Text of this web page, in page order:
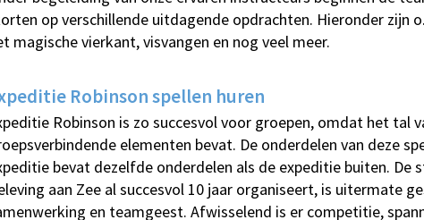
op verschillende uitdagende opdrachten. Hieronder zijn
magische vierkant, visvangen en nog veel meer.
Robinson spellen huren
Robinson is zo succesvol voor groepen, omdat het tal
elementen bevat. De onderdelen van deze
bevat dezelfde onderdelen als de expeditie buiten. De
aan Zee al succesvol 10 jaar organiseert, is uitermate
en teamgeest. Afwisselend is er competitie,